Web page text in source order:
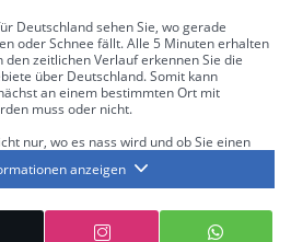
Deutschland sehen Sie, wo gerade
oder Schnee fällt. Alle 5 Minuten erhalten
zeitlichen Verlauf erkennen Sie die
über Deutschland. Somit kann
an einem bestimmten Ort mit
muss oder nicht.
nur, wo es nass wird und ob Sie einen
bezieht sich laut offiziellen Richtlinien
in l/m² pro Stunde Regen- bzw.
folgt gegliedert: Die hellen Blautöne
Regen- bzw. Schneefälle mit einer
anzeigen